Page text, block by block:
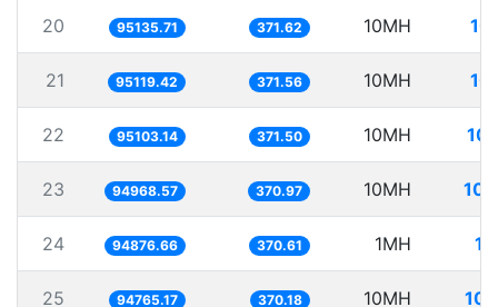
20 95135.71 371.62 10MH
21 95119.42 371.56 10MH
22 95103.14 371.50 10MH
23 94968.57 370.97 10MH
24 94876.66 370.61 1MH
25 94765.17 370.18 10MH